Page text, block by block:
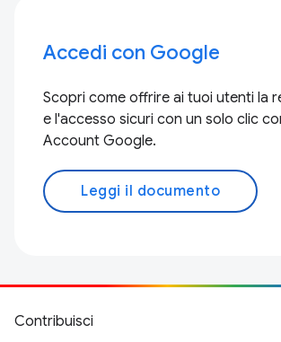
Accedi con Google
Scopri come offrire ai tuoi utenti la
e l'accesso sicuri con un solo clic
Account Google.
Leggi il documento
Contribuisci